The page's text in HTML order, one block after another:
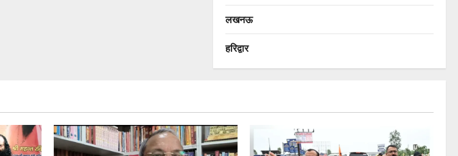
लखनऊ
हरिद्वार